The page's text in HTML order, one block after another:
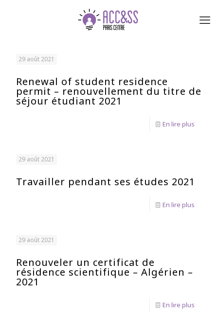
29 août 2021
Renewal of student residence
permit – renouvellement du titre de
séjour étudiant 2021
En lire plus
29 août 2021
Travailler pendant ses études 2021
En lire plus
29 août 2021
Renouveler un certificat de
résidence scientifique – Algérien –
2021
En lire plus